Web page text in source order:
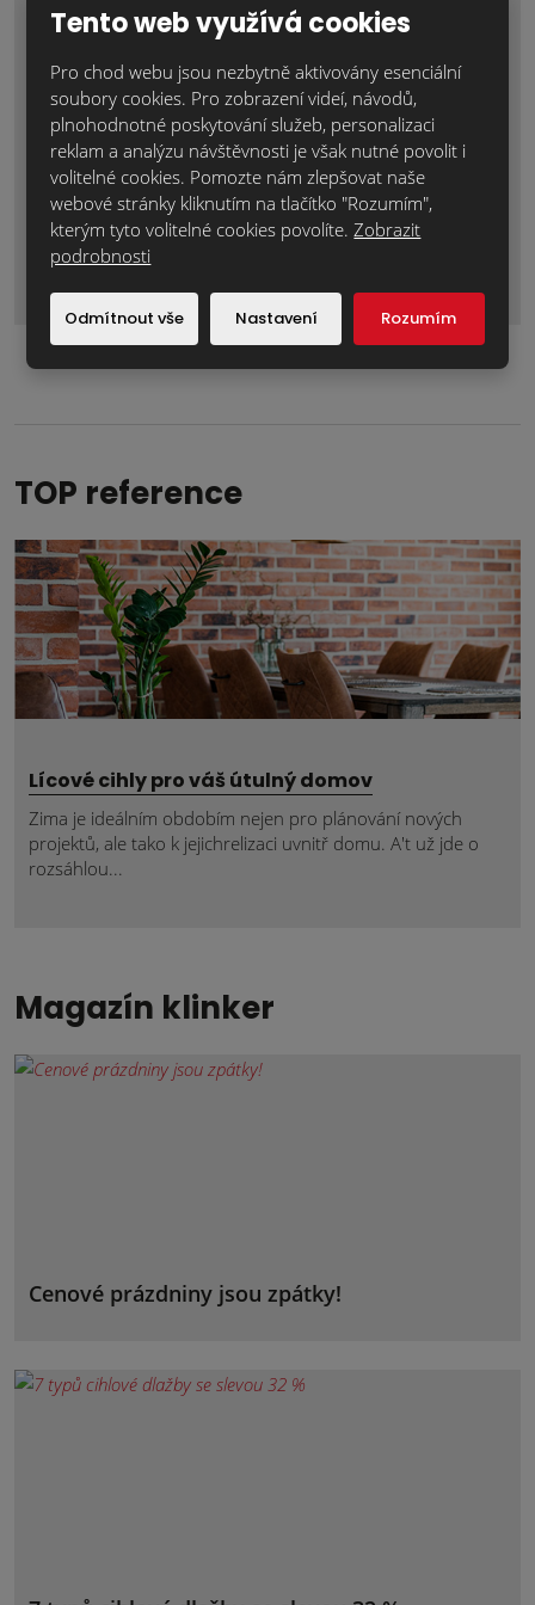
Odeslat zprávu
Formulář
se
nepodařilo
TOP reference
Lícové cihly pro váš útulný domov
Zima je ideálním obdobím nejen pro plánování nových
projektů, ale tako k jejichrelizaci uvnitř domu. A't už jde o
rozsáhlou...
Magazín klinker
Cenové prázdniny jsou zpátky!
Tento web využívá cookies
Pro chod webu jsou nezbytně aktivovány esenciální
soubory cookies. Pro zobrazení videí, návodů,
plnohodnotné poskytování služeb, personalizaci
reklam a analýzu návštěvnosti je však nutné povolit i
volitelné cookies. Pomozte nám zlepšovat naše
webové stránky kliknutím na tlačítko "Rozumím",
kterým tyto volitelné cookies povolíte.Zobrazit
podrobnosti
Odmítnout vše Nastavení Rozumím